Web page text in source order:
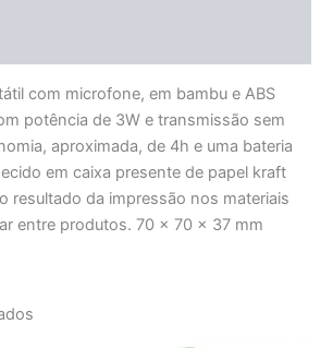
com microfone, em bambu e ABS
potência de 3W e transmissão sem
aproximada, de 4h e uma bateria
em caixa presente de papel kraft
resultado da impressão nos materiais
entre produtos. 70 x 70 x 37 mm